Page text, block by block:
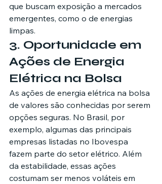
que buscam exposição a mercados
emergentes, como o de energias
limpas.
3. Oportunidade em
Ações de Energia
Elétrica na Bolsa
As ações de energia elétrica na bolsa
de valores são conhecidas por serem
opções seguras. No Brasil, por
exemplo, algumas das principais
empresas listadas no Ibovespa
fazem parte do setor elétrico. Além
da estabilidade, essas ações
costumam ser menos voláteis em